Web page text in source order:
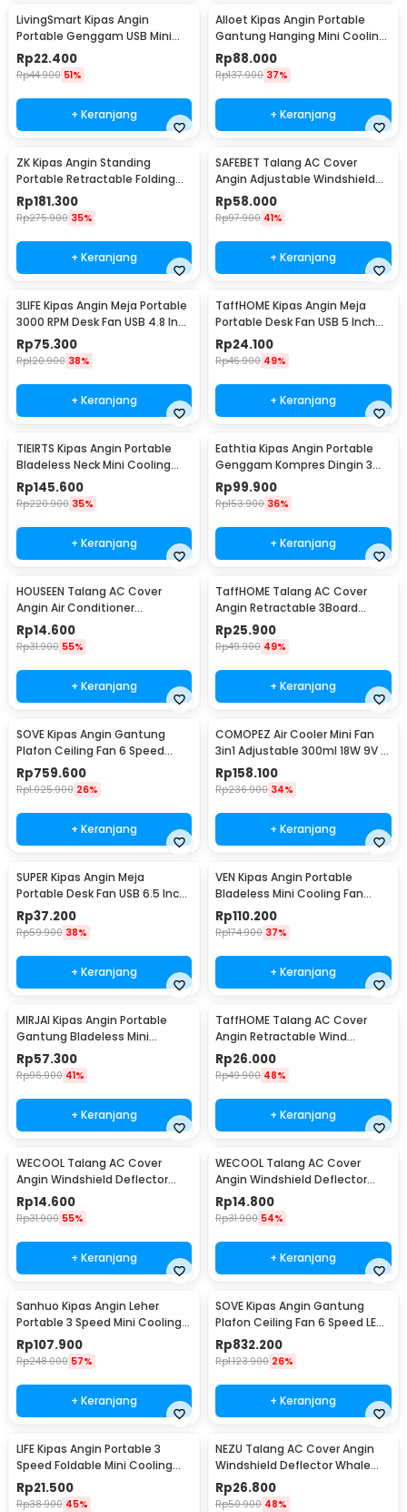
LivingSmart Kipas Angin
Portable Genggam USB Mini
Cooling Fan 1200mAh - SS-2
Rp22.400
Rp44.900 51%
+ Keranjang
Alloet Kipas Angin Portable
Gantung Hanging Mini Cooling
Fan 1800mAh - DQ203
Rp88.000
Rp137.900 37%
+ Keranjang
ZK Kipas Angin Standing
Portable Retractable Folding
Fan 7200mAh - ZK-20321
Rp181.300
Rp275.900 35%
+ Keranjang
SAFEBET Talang AC Cover
Angin Adjustable Windshield
Deflector 56x18cm - GB001
Rp58.000
Rp97.900 41%
+ Keranjang
3LIFE Kipas Angin Meja Portable
3000 RPM Desk Fan USB 4.8 Inch
5W - 312
Rp75.300
Rp120.900 38%
+ Keranjang
TaffHOME Kipas Angin Meja
Portable Desk Fan USB 5 Inch
2.5W - YZ-007
Rp24.100
Rp46.900 49%
+ Keranjang
TIEIRTS Kipas Angin Portable
Bladeless Neck Mini Cooling
Fan 5000mAh - H12
Rp145.600
Rp220.900 35%
+ Keranjang
Eathtia Kipas Angin Portable
Genggam Kompres Dingin 3
Speed 2200mAh - WX-622
Rp99.900
Rp153.900 36%
+ Keranjang
HOUSEEN Talang AC Cover
Angin Air Conditioner
Windshield Deflector - YH-JJ-
80
Rp14.600
Rp31.900 55%
+ Keranjang
TaffHOME Talang AC Cover
Angin Retractable 3Board
Windshield Deflector - HZ74
Rp25.900
Rp49.900 49%
+ Keranjang
SOVE Kipas Angin Gantung
Plafon Ceiling Fan 6 Speed
Reversible 52 Inch - FS2007
Rp759.600
Rp1.025.900 26%
+ Keranjang
COMOPEZ Air Cooler Mini Fan
3in1 Adjustable 300ml 18W 9V -
YY-01
Rp158.100
Rp236.900 34%
+ Keranjang
SUPER Kipas Angin Meja
Portable Desk Fan USB 6.5 Inch
4.5W - A8
Rp37.200
Rp59.900 38%
+ Keranjang
VEN Kipas Angin Portable
Bladeless Mini Cooling Fan
Power Bank 3000mAh - 348
Rp110.200
Rp174.900 37%
+ Keranjang
MIRJAI Kipas Angin Portable
Gantung Bladeless Mini
Cooling Fan 1200mAh - 6171
Rp57.300
Rp96.900 41%
+ Keranjang
TaffHOME Talang AC Cover
Angin Retractable Wind
Deflector - W92
Rp26.000
Rp49.900 48%
+ Keranjang
WECOOL Talang AC Cover
Angin Windshield Deflector
Cute Design Ski Animal - WL90
Rp14.600
Rp31.900 55%
+ Keranjang
WECOOL Talang AC Cover
Angin Windshield Deflector
Cute Design Winter Ice World -
WL90
Rp14.800
Rp31.900 54%
+ Keranjang
Sanhuo Kipas Angin Leher
Portable 3 Speed Mini Cooling
Fan 1800mAh - 350
Rp107.900
Rp248.000 57%
+ Keranjang
SOVE Kipas Angin Gantung
Plafon Ceiling Fan 6 Speed LED
52 Inch - FS2008
Rp832.200
Rp1.123.900 26%
+ Keranjang
LIFE Kipas Angin Portable 3
Speed Foldable Mini Cooling
Fan 800mAh - Y8
Rp21.500
Rp38.900 45%
NEZU Talang AC Cover Angin
Windshield Deflector Whale
Pattern - N9S
Rp26.800
Rp50.900 48%